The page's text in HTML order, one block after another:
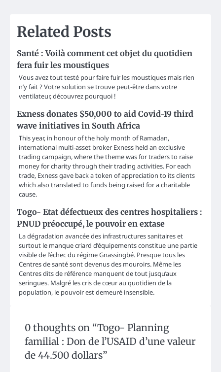
Related Posts
Santé : Voilà comment cet objet du quotidien
fera fuir les moustiques
Vous avez tout testé pour faire fuir les moustiques mais rien
n’y fait ? Votre solution se trouve peut-être dans votre
ventilateur, découvrez pourquoi !
Exness donates $50,000 to aid Covid-19 third
wave initiatives in South Africa
This year, in honour of the holy month of Ramadan,
international multi-asset broker Exness held an exclusive
trading campaign, where the theme was for traders to raise
money for charity through their trading activities. For each
trade, Exness gave back a token of appreciation to its clients
which also translated to funds being raised for a charitable
cause.
Togo- Etat défectueux des centres hospitaliers :
PNUD préoccupé, le pouvoir en extase
La dégradation avancée des infrastructures sanitaires et
surtout le manque criard d’équipements constitue une partie
visible de l’échec du régime Gnassingbé. Presque tous les
Centres de santé sont devenus des mouroirs. Même les
Centres dits de référence manquent de tout jusqu’aux
seringues. Malgré les cris de cœur au quotidien de la
population, le pouvoir est demeuré insensible.
0 thoughts on “Togo- Planning
familial : Don de l’USAID d’une valeur
de 44.500 dollars”